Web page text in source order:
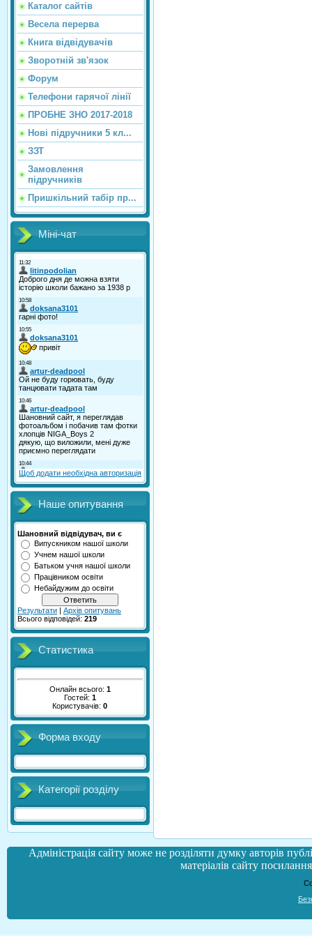
Каталог сайтiв
Весела перерва
Книга відвідувачів
Зворотній зв'язок
Форум
Телефони гарячої лінії
ПРОБНЕ ЗНО 2017-2018
Нові підручники 5 кл...
ЗЗТ
Замовлення
підручників
Пришкільний табір пр...
Міні-чат
Щоб додати необхідна авторизація
Наше опитування
Шановний відвідувач, ви є
Випускником нашої школи
Учнем нашої школи
Батьком учня нашої школи
Працівником освіти
Небайдужим до освіти
Результати | Архів опитувань
Всього відповідей: 219
Статистика
Онлайн всього: 1
Гостей: 1
Користувачів:0
Форма входу
Категорії розділу
Адміністрація сайту може не розділяти думку авторів
матеріалів сайту